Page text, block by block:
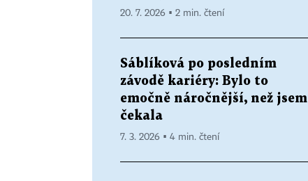
20. 7. 2026 ▪ 2 min. čtení
Sáblíková po posledním
závodě kariéry: Bylo to
emočně náročnější, než jsem
čekala
7. 3. 2026 ▪ 4 min. čtení